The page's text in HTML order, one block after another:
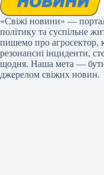
«Свіжі новини» —
політику та суспільне
пишемо про агросектор,
резонансні інциденти,
щодня. Наша мета —
джерелом свіжих новин.